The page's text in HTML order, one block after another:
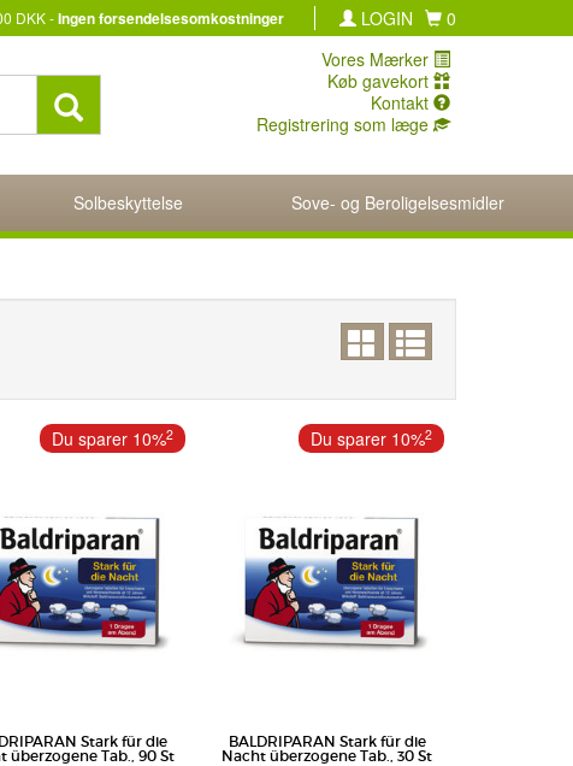
DKK -Ingen forsendelsesomkostninger LOGIN
0
Vores Mærker
Køb gavekort
Kontakt
Registrering som læge
Solbeskyttelse Sove- og Beroligelsesmidler
Stark für die
überzogene Tab., 90 St
Du sparer 10%2
BALDRIPARAN Stark für die
Nacht überzogene Tab., 30 St
Du sparer 10%2